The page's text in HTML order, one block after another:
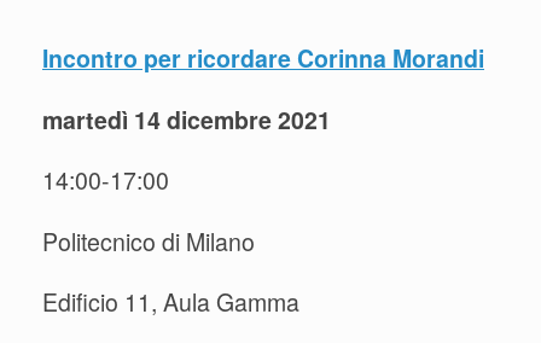
Incontro per ricordare Corinna Morandi
martedì 14 dicembre 2021
14:00-17:00
Politecnico di Milano
Edificio 11, Aula Gamma